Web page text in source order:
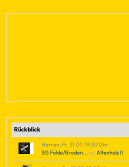
Rückblick
Herren, Fr. 31.07. 19:30 Uhr
SG Felde/Breden...vs.Altenholz II